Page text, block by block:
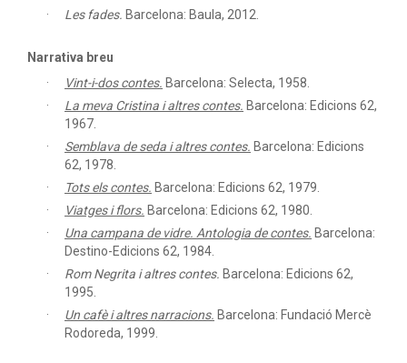
Les fades. Barcelona: Baula, 2012.
Narrativa breu
Vint-i-dos contes. Barcelona: Selecta, 1958.
La meva Cristina i altres contes. Barcelona: Edicions 62,
1967.
Semblava de seda i altres contes. Barcelona: Edicions
62, 1978.
Tots els contes. Barcelona: Edicions 62, 1979.
Viatges i flors. Barcelona: Edicions 62, 1980.
Una campana de vidre. Antologia de contes. Barcelona:
Destino-Edicions 62, 1984.
Rom Negrita i altres contes. Barcelona: Edicions 62,
1995.
Un cafè i altres narracions. Barcelona: Fundació Mercè
Rodoreda, 1999.